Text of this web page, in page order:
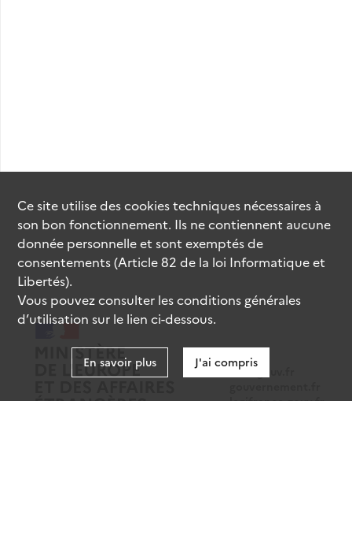
data.gouv.fr
legifrance.gouv.fr
Ce site utilise descookiestechniques nécessaires à
son bon fonctionnement. Ils ne contiennent aucune
donnée personnelle et sont exemptés de
consentements (Article 82 de la loi Informatique et
Libertés).
Vous pouvez consulter les conditions générales
d’utilisation sur le lien ci-dessous.
En savoir plus J'ai compris